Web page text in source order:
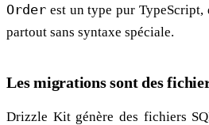
Order est un type pur
partout sans syntaxe spéciale.
Les migrations sont des
Drizzle Kit génère des fichiers